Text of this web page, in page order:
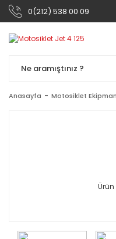
0(212) 538 00 09
Anasayfa Motosiklet